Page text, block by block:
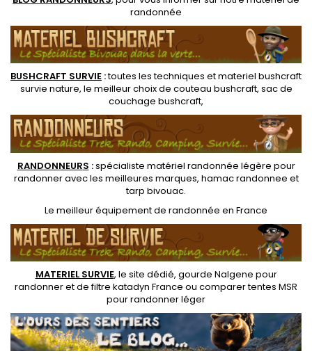
randonnée
BUSHCRAFT SURVIE :toutes les techniques etmateriel bushcraft
survie nature, le meilleur choix de couteau bushcraft, sac de
couchage bushcraft,
RANDONNEURS :spécialiste matériel randonnée légère pour
randonner avec les meilleures marques, hamac randonnee et
tarp bivouac.
Le meilleur équipement de randonnée en France
MATERIEL SURVIE, le site dédié, gourde Nalgene pour
randonneret defiltre katadyn France ou comparer tentes MSR
pour randonner léger